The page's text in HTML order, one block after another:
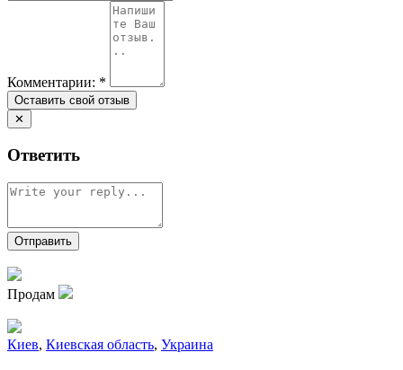
Комментарии: *
✕
Ответить
Продам
Киев, Киевская область, Украина